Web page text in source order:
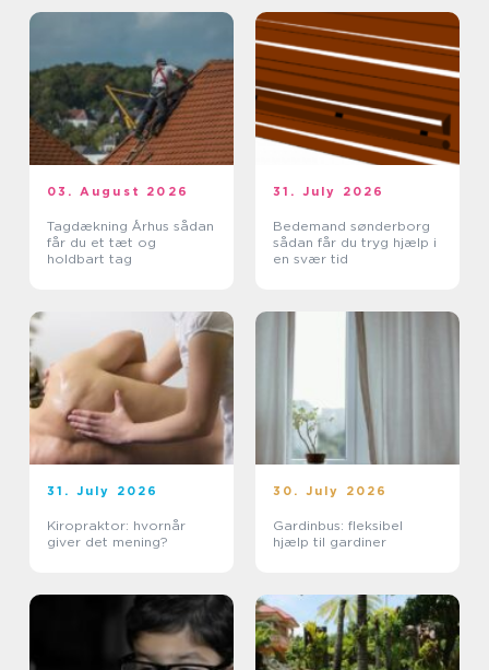
03. August 2026
Tagdækning Århus sådan
får du et tæt og
holdbart tag
31. July 2026
Bedemand sønderborg
sådan får du tryg hjælp i
en svær tid
31. July 2026
Kiropraktor: hvornår
giver det mening?
30. July 2026
Gardinbus: fleksibel
hjælp til gardiner